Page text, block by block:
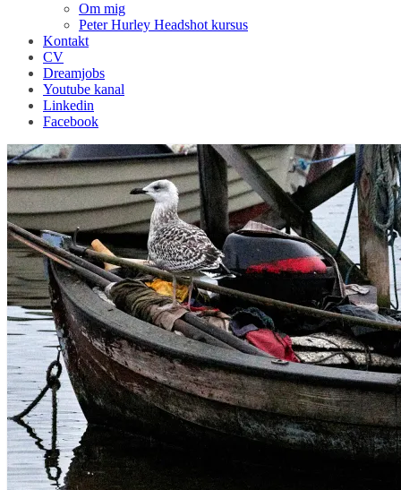
Om mig
Peter Hurley Headshot kursus
Kontakt
CV
Dreamjobs
Youtube kanal
Linkedin
Facebook